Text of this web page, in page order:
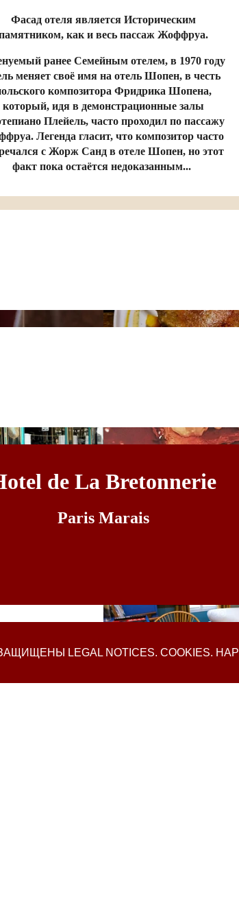
Фасад отеля является Историческим
как и весь пассаж Жоффруа.
ранее Семейным отелем, в 1970 году
меняет своё имя на отель Шопен, в честь
композитора Фридрика Шопена,
который, идя в демонстрационные залы
Плейель, часто проходил по пассажу
Легенда гласит, что композитор часто
с Жорж Санд в отеле Шопен, но этот
факт пока остаётся недоказанным...
de La Bretonnerie
Paris Marais
LEGAL NOTICES. COOKIES. HAPI